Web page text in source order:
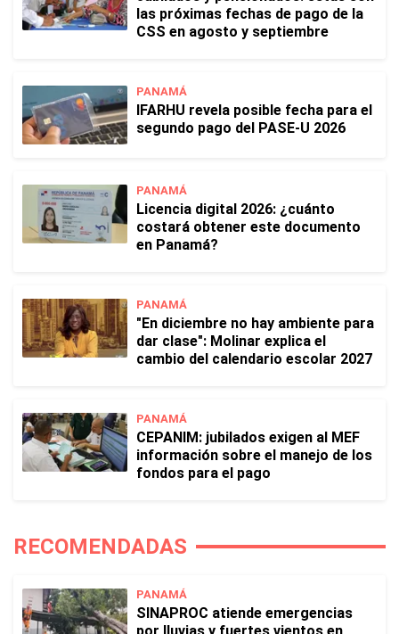
las próximas fechas de pago de la
CSS en agosto y septiembre
PANAMÁ
IFARHU revela posible fecha para el
segundo pago del PASE-U 2026
PANAMÁ
Licencia digital 2026: ¿cuánto
costará obtener este documento
en Panamá?
PANAMÁ
"En diciembre no hay ambiente para
dar clase": Molinar explica el
cambio del calendario escolar 2027
PANAMÁ
CEPANIM: jubilados exigen al MEF
información sobre el manejo de los
fondos para el pago
RECOMENDADAS
PANAMÁ
SINAPROC atiende emergencias